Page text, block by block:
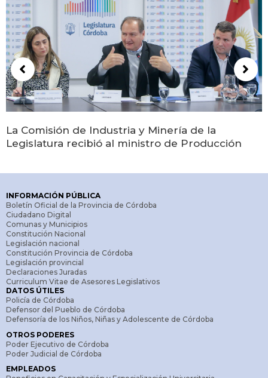
La Comisión de Industria y Minería de la
Legislatura recibió al ministro de Producción
INFORMACIÓN PÚBLICA
Boletín Oficial de la Provincia de Córdoba
Ciudadano Digital
Comunas y Municipios
Constitución Nacional
Legislación nacional
Constitución Provincia de Córdoba
Legislación provincial
Declaraciones Juradas
Curriculum Vitae de Asesores Legislativos
DATOS ÚTILES
Policía de Córdoba
Defensor del Pueblo de Córdoba
Defensoría de los Niños, Niñas y Adolescente de Córdoba
OTROS PODERES
Poder Ejecutivo de Córdoba
Poder Judicial de Córdoba
EMPLEADOS